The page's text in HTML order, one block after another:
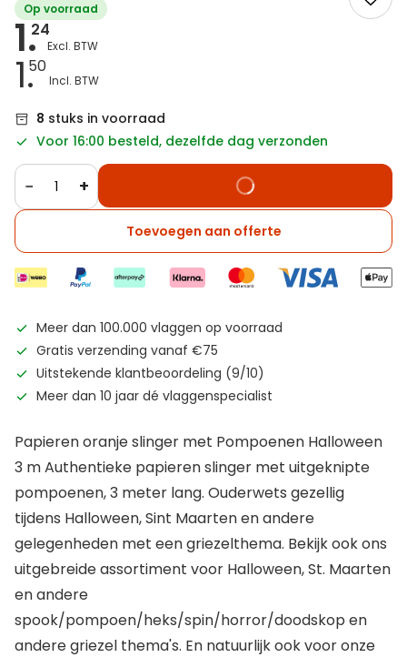
Op voorraad
1.24
1.50
8 stuks in voorraad
Voor 16:00 besteld, dezelfde dag verzonden
− +
Toevoegen aan offerte
Meer dan 100.000 vlaggen op voorraad
Gratis verzending vanaf €75
Uitstekende klantbeoordeling (9/10)
Meer dan 10 jaar dé vlaggenspecialist
Papieren oranje slinger met Pompoenen Halloween
3 m Authentieke papieren slinger met uitgeknipte
pompoenen, 3 meter lang. Ouderwets gezellig
tijdens Halloween, Sint Maarten en andere
gelegenheden met een griezelthema. Bekijk ook ons
uitgebreide assortiment voor Halloween, St. Maarten
en andere
spook/pompoen/heks/spin/horror/doodskop en
andere griezel thema's. En natuurlijk ook voor onze